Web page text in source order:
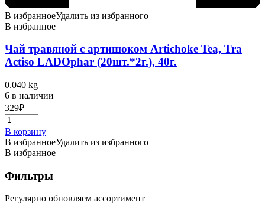
В избранноеУдалить из избранного
В избранное
Чай травяной с артишоком Artichoke Tea, Tra
Actiso LADOphar (20шт.*2г.), 40г.
0.040 kg
6 в наличии
329₽
В корзину
В избранноеУдалить из избранного
В избранное
Фильтры
Регулярно обновляем ассортимент